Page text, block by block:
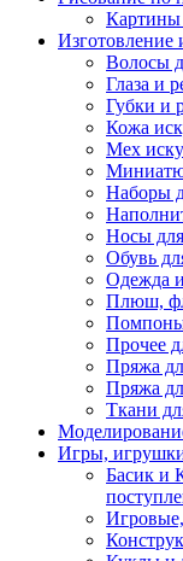
Изготовление
Волосы
Глаза и
Губки и
Кожа
Мех
Наборы
Носы
Обувь
Одежда
Плюш,
Прочее
Пряжа
Пряжа
Ткани
Игры,
Басик и